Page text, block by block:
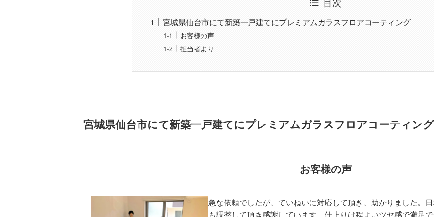
宮城県仙台市にて新築一戸建てにプレミアムガラスフロアコーティング
お客様の声
担当者より
宮城県仙台市にて新築一戸建てにプレミアムガラスフロアコーティング
お客様の声
急な依頼でしたが、ていねいに対応して頂き、助かりました。
も調整して頂き感謝しています。仕上りは程よいツヤ感で満足で